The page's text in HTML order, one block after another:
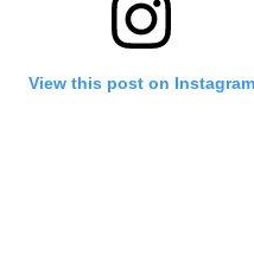
View this post on Instagram